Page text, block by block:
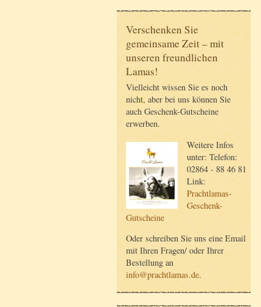
Verschenken Sie
gemeinsame Zeit – mit
unseren freundlichen
Lamas!
Vielleicht wissen Sie es noch
nicht, aber bei uns können Sie
auch Geschenk-Gutscheine
erwerben.
Weitere Infos
unter: Telefon:
02864 - 88 46 81
Link:
Prachtlamas-
Geschenk-
Gutscheine
Oder schreiben Sie uns eine Email
mit Ihren Fragen/ oder Ihrer
Bestellung an
info@prachtlamas.de.